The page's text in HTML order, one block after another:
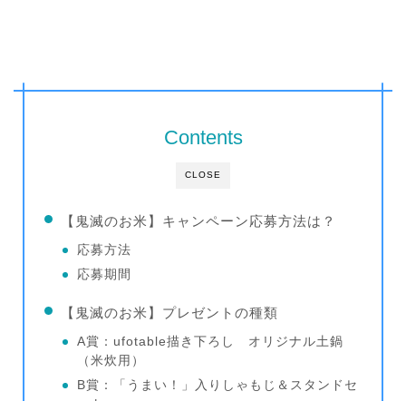
CLOSE
Contents
【鬼滅のお米】キャンペーン応募方法は？
応募方法
応募期間
【鬼滅のお米】プレゼントの種類
A賞：ufotable描き下ろし オリジナル土鍋
（米炊用）
B賞：「うまい！」入りしゃもじ＆スタンドセ